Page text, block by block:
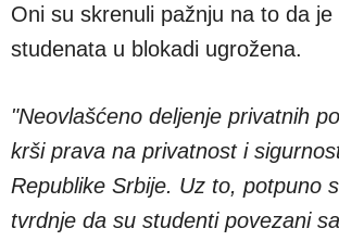
Oni su skrenuli pažnju na to da
studenata u blokadi ugrožena.
"Neovlašćeno deljenje privatnih
krši prava na privatnost i
Republike Srbije. Uz to, potpuno
tvrdnje da su studenti povezani sa